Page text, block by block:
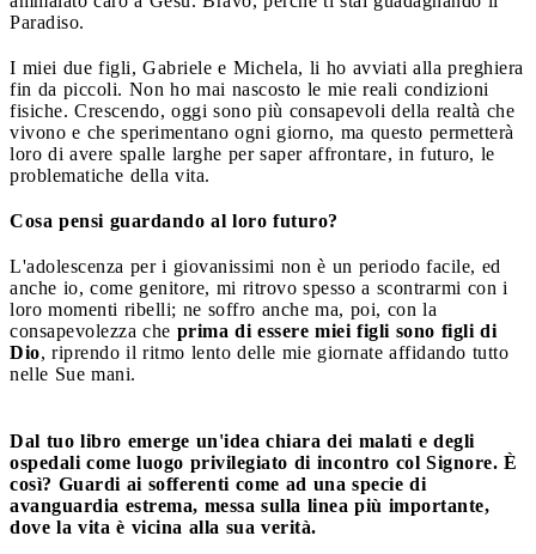
Paradiso.
I miei due figli, Gabriele e Michela, li ho avviati alla preghiera
fin da piccoli. Non ho mai nascosto le mie reali condizioni
fisiche. Crescendo, oggi sono più consapevoli della realtà che
vivono e che sperimentano ogni giorno, ma questo permetterà
loro di avere spalle larghe per saper affrontare, in futuro, le
problematiche della vita.
Cosa pensi guardando al loro futuro?
L'adolescenza per i giovanissimi non è un periodo facile, ed
anche io, come genitore, mi ritrovo spesso a scontrarmi con i
loro momenti ribelli; ne soffro anche ma, poi, con la
consapevolezza che prima di essere miei figli sono figli di
Dio, riprendo il ritmo lento delle mie giornate affidando tutto
nelle Sue mani.
Dal tuo libro emerge un'idea chiara dei malati e degli
ospedali come luogo privilegiato di incontro col Signore. È
così? Guardi ai sofferenti come ad una specie di
avanguardia estrema, messa sulla linea più importante,
dove la vita è vicina alla sua verità.